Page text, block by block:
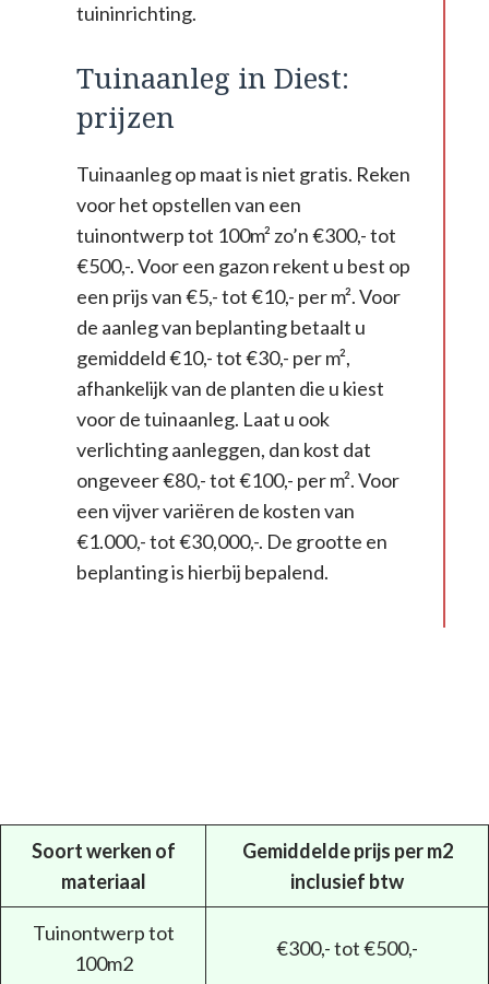
tuininrichting.
Tuinaanleg in Diest:
prijzen
Tuinaanleg op maat is niet gratis. Reken
voor het opstellen van een
tuinontwerp tot 100m² zo’n €300,- tot
€500,-. Voor een gazon rekent u best op
een prijs van €5,- tot €10,- per m². Voor
de aanleg van beplanting betaalt u
gemiddeld €10,- tot €30,- per m²,
afhankelijk van de planten die u kiest
voor de tuinaanleg. Laat u ook
verlichting aanleggen, dan kost dat
ongeveer €80,- tot €100,- per m². Voor
een vijver variëren de kosten van
€1.000,- tot €30,000,-. De grootte en
beplanting is hierbij bepalend.
Soort werken of
materiaal
Gemiddelde prijs per m2
inclusief btw
Tuinontwerp tot
100m2
€300,- tot €500,-